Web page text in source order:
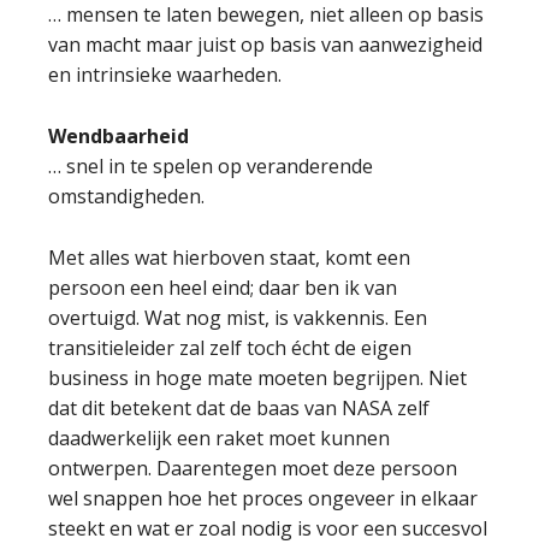
… mensen te laten bewegen, niet alleen op basis
van macht maar juist op basis van aanwezigheid
en intrinsieke waarheden.
Wendbaarheid
… snel in te spelen op veranderende
omstandigheden.
Met alles wat hierboven staat, komt een
persoon een heel eind; daar ben ik van
overtuigd. Wat nog mist, is vakkennis. Een
transitieleider zal zelf toch écht de eigen
business in hoge mate moeten begrijpen. Niet
dat dit betekent dat de baas van NASA zelf
daadwerkelijk een raket moet kunnen
ontwerpen. Daarentegen moet deze persoon
wel snappen hoe het proces ongeveer in elkaar
steekt en wat er zoal nodig is voor een succesvol